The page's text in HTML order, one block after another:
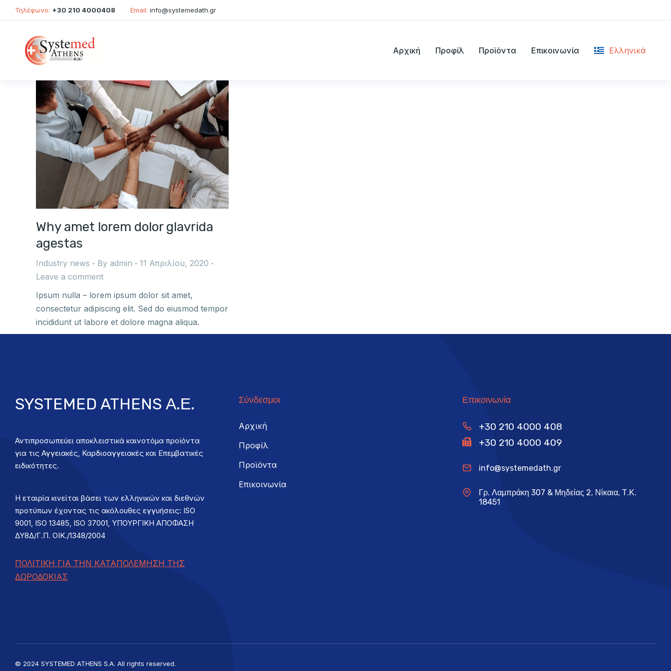
Τηλέφωνο: +30 210 4000408 Email: info@systemedath.gr
Αρχική Προφίλ Προϊόντα Επικοινωνία Ελληνικά
English
Why amet lorem dolor glavrida
agestas
Industry news By admin
11 Απριλίου, 2020
Leave a comment
Ipsum nulla – lorem ipsum dolor sit amet,
consectetur adipiscing elit. Sed do eiusmod tempor
incididunt ut labore et dolore magna aliqua.
SYSTEMED ATHENS Α.Ε.
Αντιπροσωπεύει αποκλειστικά καινοτόμα προϊόντα
για τις Αγγειακές, Καρδιοαγγειακές και Επεμβατικές
ειδικότητες.
Η εταιρία κινείται βάσει των ελληνικών και διεθνών
προτύπων έχοντας τις ακόλουθες εγγυήσεις: ISO
9001, ISO 13485, ISO 37001, ΥΠΟΥΡΓΙΚΗ ΑΠΟΦΑΣΗ
ΔΥ8Δ/Γ.Π. ΟΙΚ./1348/2004
ΠΟΛΙΤΙΚΗ ΓΙΑ ΤΗΝ ΚΑΤΑΠΟΛΕΜΗΣΗ ΤΗΣ
ΔΩΡΟΔΟΚΙΑΣ
Σύνδεσμοι
Αρχική
Προφίλ
Προϊόντα
Επικοινωνία
Επικοινωνία
+30 210 4000 408
+30 210 4000 409
info@systemedath.gr
Γρ. Λαμπράκη 307 & Μηδείας 2, Νίκαια, Τ.Κ.
18451
© 2024 SYSTEMED ATHENS S.A. All rights reserved.